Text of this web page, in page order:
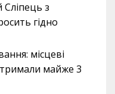
Сліпець з
гідно
місцеві
майже 3